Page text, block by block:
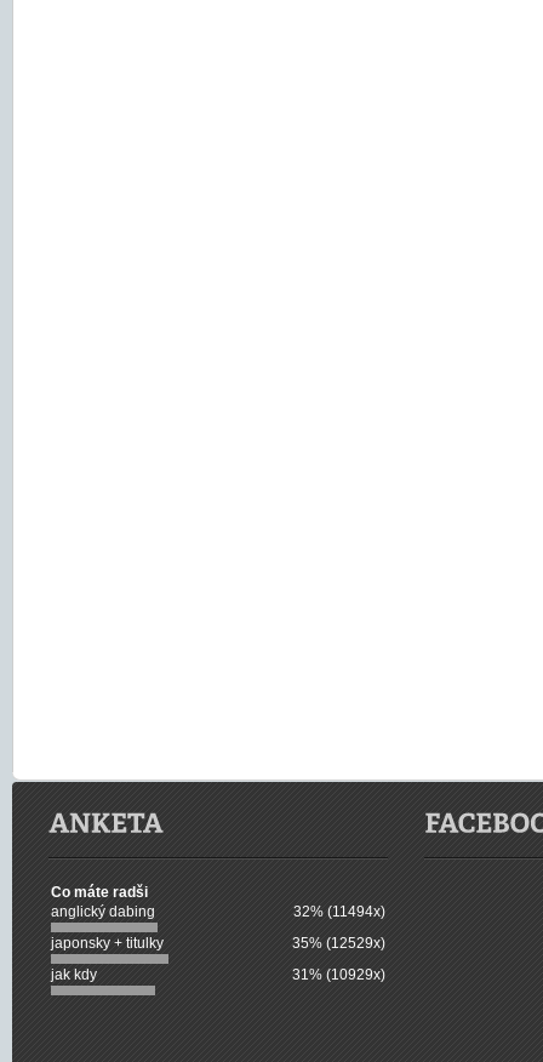
Co máte radši
anglický dabing
32% (11494x)
japonsky + titulky
35% (12529x)
jak kdy
31% (10929x)